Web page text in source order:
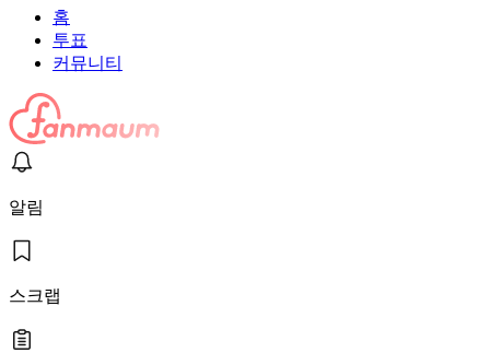
홈
투표
커뮤니티
알림
스크랩